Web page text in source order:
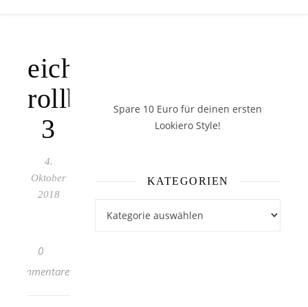
eichhorn-
rollbahn-
3
4.
Oktober
2018
0
Kommentare
Spare 10 Euro für deinen ersten
Lookiero Style!
KATEGORIEN